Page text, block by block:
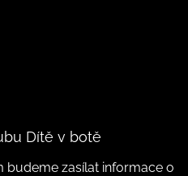
Dítě v botě
budeme zasílat informace o